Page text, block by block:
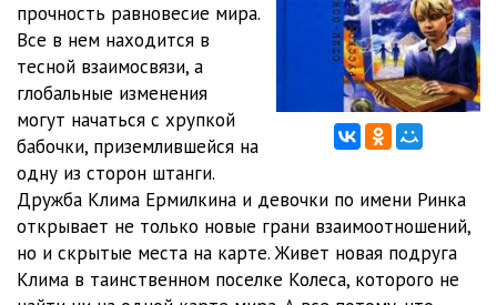
11 BABOCHKA 07:02
12 BABOCHKA 07:07
13 BABOCHKA 06:23
14 BABOCHKA
15 BABOCHKA 06:07
16 BABOCHKA 06:07
17 BABOCHKA 04:14
прочность равновесие мира.
Все в нем находится в
тесной взаимосвязи, а
глобальные изменения
могут начаться с хрупкой
бабочки, приземлившейся на
одну из сторон штанги.
Дружба Клима Ермилкина и девочки по имени Ринка
открывает не только новые грани взаимоотношений,
но и скрытые места на карте. Живет новая подруга
Клима в таинственном поселке Колеса, которого не